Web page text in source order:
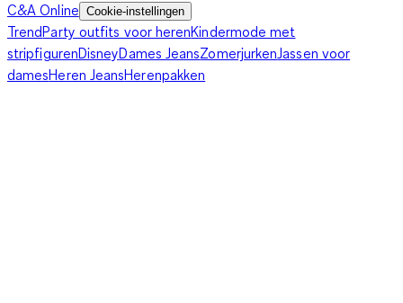
C&A Online Cookie-instellingen
TrendParty outfits voor herenKindermode met
stripfigurenDisneyDames JeansZomerjurkenJassen voor
damesHeren JeansHerenpakken